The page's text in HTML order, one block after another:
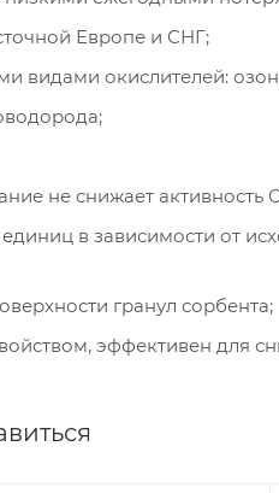
Европе и СНГ;
видами окислителей:
не снижает активность
в зависимости от
гранул сорбента;
эффективен для